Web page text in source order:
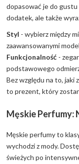
dopasować je do
dodatek, ale także
Styl - wybierz między
zaawansowanymi
Funkcjonalność -
podstawowego
Bez względu na to, jaki
to prezent, który
Męskie Perfumy:
Męskie perfumy to
wychodzi z mody.
świeżych po